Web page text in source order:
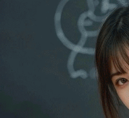
最热 添加
都市
2025